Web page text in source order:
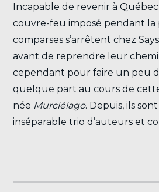
Incapable de revenir à
couvre-feu imposé pendant la
comparses s’arrêtent chez
avant de reprendre leur
cependant pour faire un peu
quelque part au cours de
née Murciélago. Depuis, ils
inséparable trio d’auteurs et